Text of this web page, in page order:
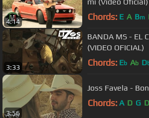
4:14 Chords: E A Bm
3:33
BANDA MS - EL
(VIDEO OFICIAL)
Chords: Eb Ab D
3:56
Joss Favela -
Chords: A D G D